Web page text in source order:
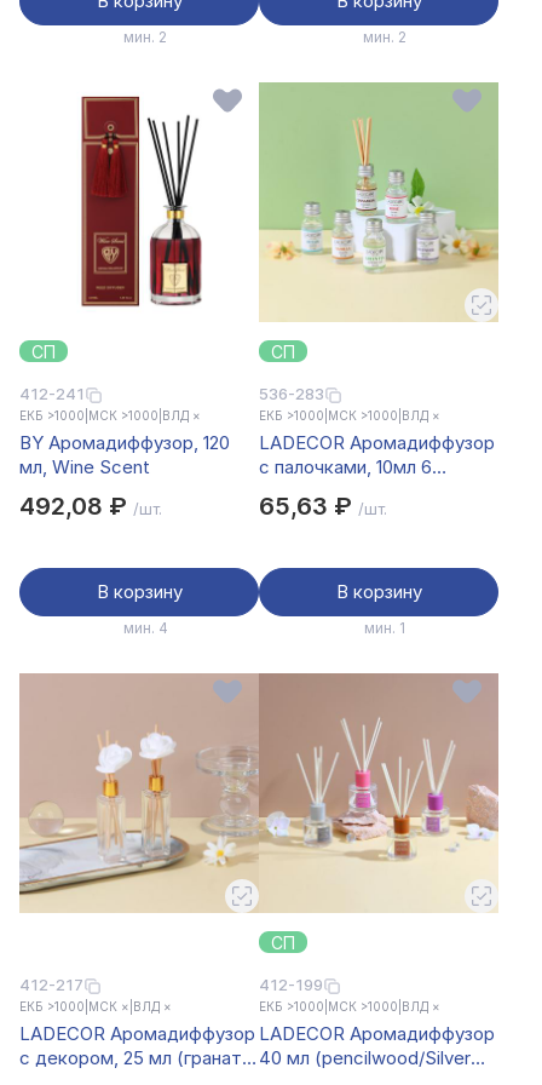
мин. 2 мин. 2
СП
412-241
ЕКБ >1000 МСК >1000 ВЛД ×
BY Аромадиффузор, 120
мл, Wine Scent
492,08 ₽ /шт.
В корзину
мин. 4
СП
536-283
ЕКБ >1000 МСК >1000 ВЛД ×
LADECOR Аромадиффузор
с палочками, 10мл 6
65,63 ₽ /шт.
В корзину
мин. 1
412-217
ЕКБ >1000 МСК × ВЛД ×
LADECOR Аромадиффузор
с декором, 25 мл (гранат,
СП
412-199
ЕКБ >1000 МСК >1000 ВЛД ×
LADECOR Аромадиффузор
40 мл (pencilwood/Silver